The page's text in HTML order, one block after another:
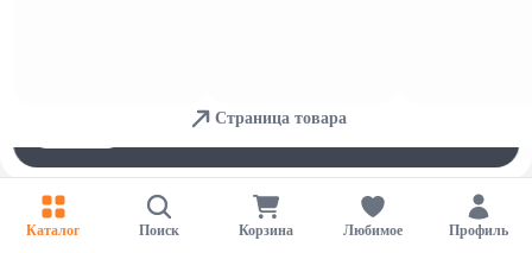
Каталог Поиск Корзина Любимое Профиль
Отказаться Настройки
Страница товара